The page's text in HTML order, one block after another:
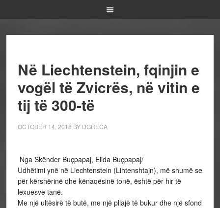
Në Liechtenstein, fqinjin e
vogël të Zvicrës, në vitin e
tij të 300-të
OCTOBER 14, 2018 BY DGRECA
Nga Skënder Buçpapaj, Elida Buçpapaj/
Udhëtimi ynë në Liechtenstein (Lihtenshtajn), më shumë se
për kërshërinë dhe kënaqësinë tonë, është për hir të
lexuesve tanë.
Me një ultësirë të butë, me një pllajë të bukur dhe një sfond